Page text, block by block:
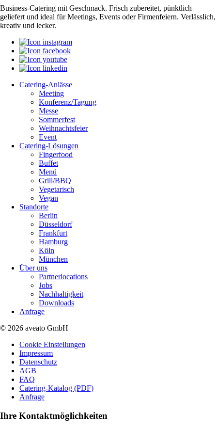
Business-Catering mit Geschmack. Frisch zubereitet, pünktlich
geliefert und ideal für Meetings, Events oder Firmenfeiern. Verlässlich,
kreativ und lecker.
Catering-Anlässe
Meeting
Konferenz/Tagung
Messe
Sommerfest
Weihnachtsfeier
Event
Catering-Lösungen
Fingerfood
Buffet
Menü
Grill/BBQ
Vegetarisch
Vegan
Standorte
Berlin
Düsseldorf
Frankfurt
Hamburg
Köln
München
Über uns
Partnerlocations
Jobs
Nachhaltigkeit
Downloads
Anfrage
© 2026 aveato GmbH
Cookie Einstellungen
Impressum
Datenschutz
AGB
FAQ
Catering-Katalog (PDF)
Anfrage
Ihre Kontaktmöglichkeiten